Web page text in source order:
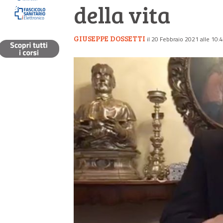
della vita
GIUSEPPE DOSSETTI il 20 Febbraio 2021 alle